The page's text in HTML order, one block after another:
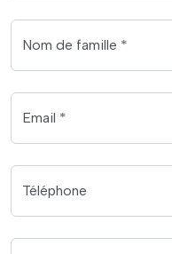
Nom de famille *
Email *
Téléphone